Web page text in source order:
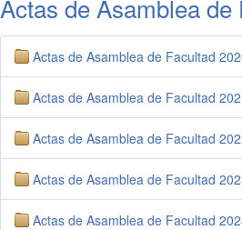
Actas de Asamblea de
Actas de Asamblea de Facultad
Actas de Asamblea de Facultad
Actas de Asamblea de Facultad
Actas de Asamblea de Facultad
Actas de Asamblea de Facultad